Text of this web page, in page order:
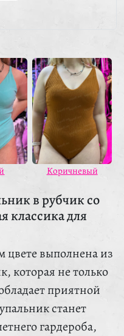
Коричневый
в рубчик со
классика для
цвете выполнена из
которая не только
приятной
станет
гардероба,